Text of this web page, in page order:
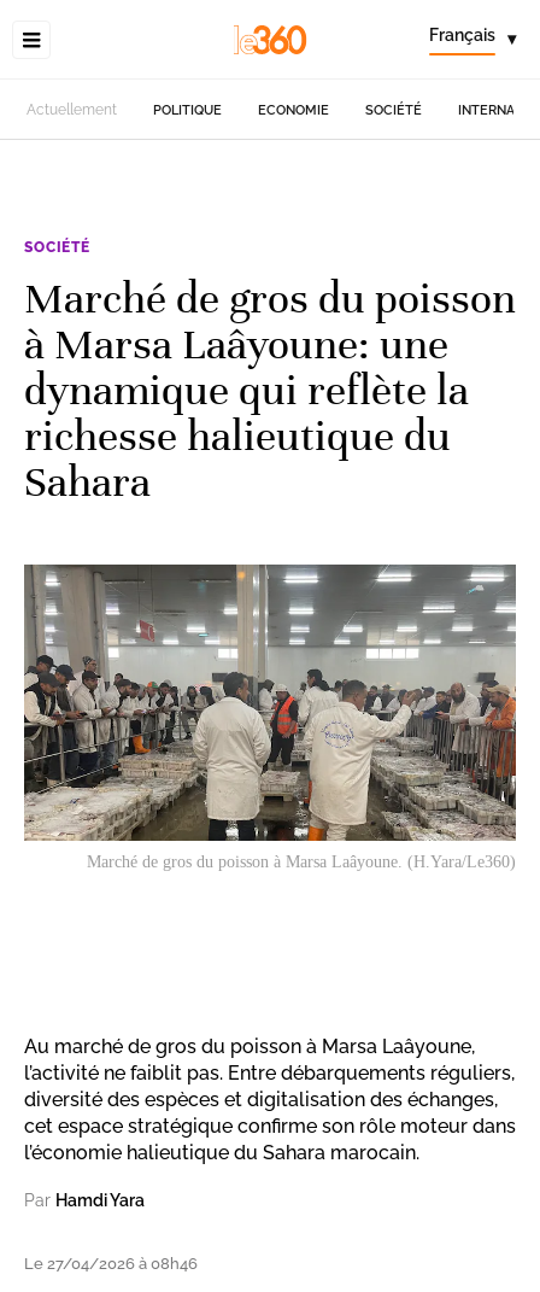
Français ▾
Actuellement POLITIQUE ECONOMIE SOCIÉTÉ
SOCIÉTÉ
Marché de gros du poisson
à Marsa Laâyoune: une
dynamique qui reflète la
richesse halieutique du
Sahara
Marché de gros du poisson à Marsa Laâyoune. (H.Yara/Le360)
Au marché de gros du poisson à Marsa Laâyoune,
l’activité ne faiblit pas. Entre débarquements réguliers,
diversité des espèces et digitalisation des échanges,
cet espace stratégique confirme son rôle moteur dans
l’économie halieutique du Sahara marocain.
Par Hamdi Yara
Le 27/04/2026 à 08h46